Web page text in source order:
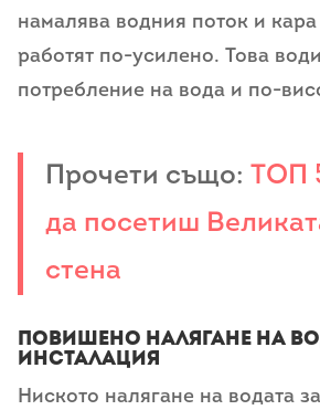
намалява водния поток и
работят по-усилено. Това
потребление на вода и по-
Прочети също: ТОП
да посетиш
стена
Повишено налягане на
инсталация
Ниското налягане на водата